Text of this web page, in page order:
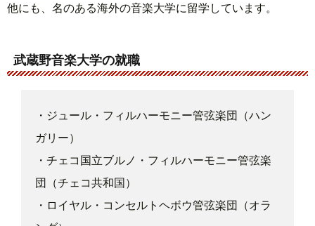
他にも、名のある海外の音楽大学に留学しています。
武蔵野音楽大学の就職
・ジュール・フィルハーモニー管弦楽団（ハン
ガリー）
・チェコ国立ブルノ・フィルハーモニー管弦楽
団（チェコ共和国）
・ロイヤル・コンセルトヘボウ管弦楽団（オラ